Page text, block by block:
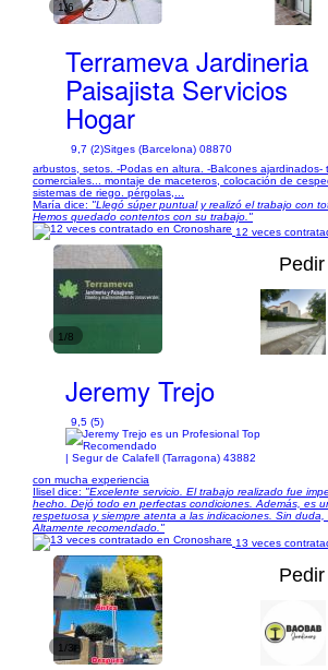
1/6
Terrameva Jardineria
Paisajista Servicios
Hogar
9,7 (2)Sitges (Barcelona) 08870
arbustos, setos. -Podas en altura. -Balcones ajardinados-
comerciales... montaje de maceteros, colocación de
sistemas de riego. pérgolas,...
María dice: "Llegó súper puntual y realizó el trabajo con
Hemos quedado contentos con su trabajo."
12 veces
1/8
Jeremy Trejo
9,5 (5)
| Segur de Calafell (Tarragona) 43882
con mucha experiencia
Ilisel dice: "Excelente servicio. El trabajo realizado fue
hecho. Dejó todo en perfectas condiciones. Además, es
respetuosa y siempre atenta a las indicaciones. Sin duda,
Altamente recomendado."
13 veces
1/3